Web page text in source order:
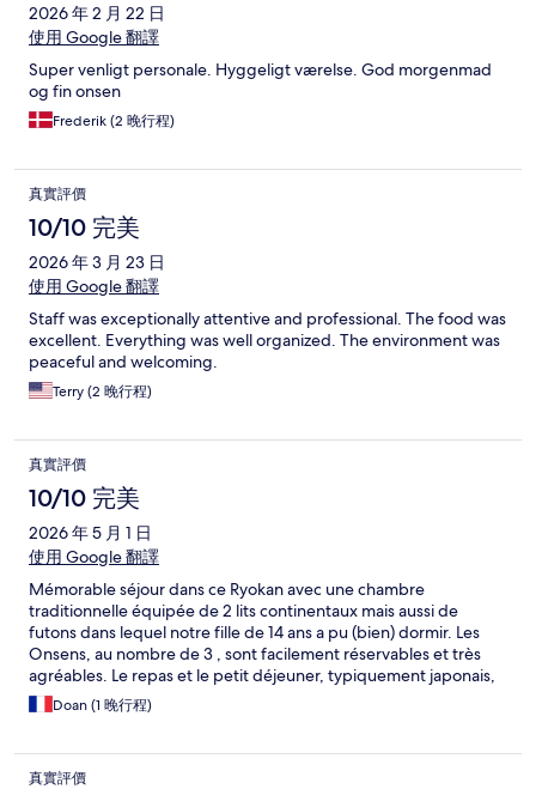
2026 年 2 月 22 日
使用 Google 翻譯
Super venligt personale. Hyggeligt værelse. God morgenmad
og fin onsen
Frederik (2 晚行程)
真實評價
10/10 完美
2026 年 3 月 23 日
使用 Google 翻譯
Staff was exceptionally attentive and professional. The food was
excellent. Everything was well organized. The environment was
peaceful and welcoming.
Terry (2 晚行程)
真實評價
10/10 完美
2026 年 5 月 1 日
使用 Google 翻譯
Mémorable séjour dans ce Ryokan avec une chambre
traditionnelle équipée de 2 lits continentaux mais aussi de
futons dans lequel notre fille de 14 ans a pu (bien) dormir. Les
Onsens, au nombre de 3 , sont facilement réservables et très
agréables. Le repas et le petit déjeuner, typiquement japonais,
sont excellents et resteront comme un des grands moments
gastronomiques de notre séjour. L’accueil est excellent et la
recommandons donc fortement cet établissement!
Doan (1 晚行程)
真實評價